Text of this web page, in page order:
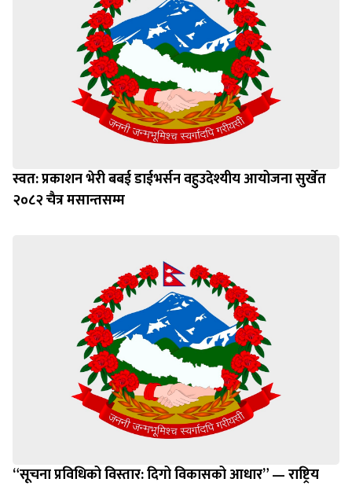
स्वत: प्रकाशन भेरी बबई डाईभर्सन वहुउदेश्यीय आयोजना सुर्खेत
२०८२ चैत्र मसान्तसम्म
“सूचना प्रविधिको विस्तार: दिगो विकासको आधार” — राष्ट्रिय